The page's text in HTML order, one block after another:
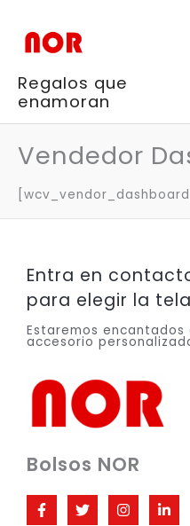
contenido
Regalos que
enamoran
Vendedor
[wcv_vendor_dashboard]
Entra en
para elegir la
Estaremos
accesorio
Bolsos NOR